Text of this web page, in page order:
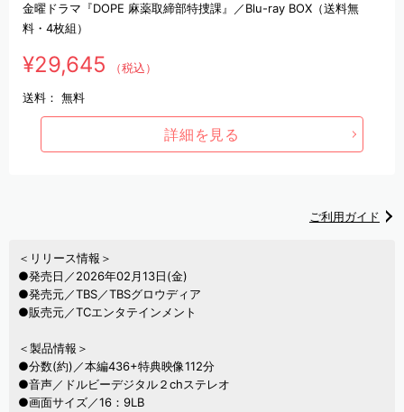
金曜ドラマ『DOPE 麻薬取締部特捜課』／Blu-ray BOX（送料無
料・4枚組）
¥29,645 （税込）
送料： 無料
詳細を見る
ご利用ガイド
＜リリース情報＞
●発売日／2026年02月13日(金)
●発売元／TBS／TBSグロウディア
●販売元／TCエンタテインメント
＜製品情報＞
●分数(約)／本編436+特典映像112分
●音声／ドルビーデジタル２chステレオ
●画面サイズ／16：9LB